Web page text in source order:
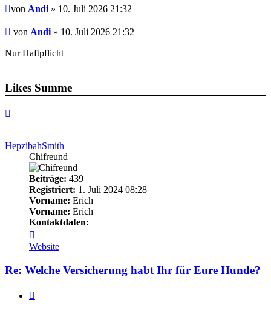
Beitrag
von Andi » 10. Juli 2026 21:32
Beitrag
von Andi » 10. Juli 2026 21:32
Nur Haftpflicht
Likes Summe
HepzibahSmith
Chifreund
Beiträge: 439
Registriert: 1. Juli 2024 08:28
Vorname: Erich
Vorname: Erich
Kontaktdaten:
von
HepzibahSmith
Website
Re: Welche Versicherung habt Ihr für Eure Hunde?